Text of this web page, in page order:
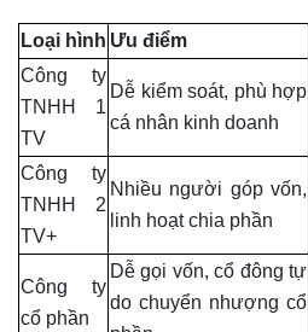
Loại hình Ưu điểm
Công ty
TNHH 1
TV
Dễ kiểm soát, phù hợp
cá nhân kinh doanh
Công ty
TNHH 2
TV+
Nhiều người góp vốn,
linh hoạt chia phần
Công ty
cổ phần
Dễ gọi vốn, cổ đông tự
do chuyển nhượng cổ